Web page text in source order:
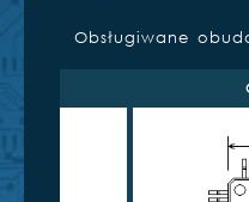
Obsługiwane